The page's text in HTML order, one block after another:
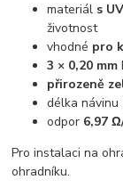
materiál s
životnost
vhodné pro
3 × 0,20 mm
přirozeně
délka návinu
odpor 6,97
Pro instalaci na
ohradníku.